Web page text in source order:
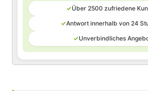
✓Über 2500 zufriedene
✓Antwort innerhalb von 24
✓Unverbindliches